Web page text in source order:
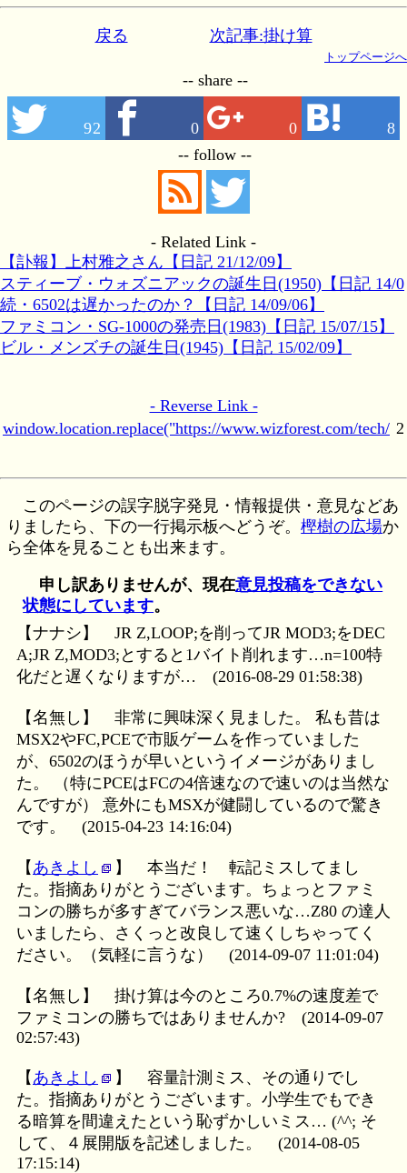
戻る 次記事:掛け算
トップページへ
-- share --
92 0 0 8
-- follow --
- Related Link -
【訃報】上村雅之さん【日記 21/12/09】
スティーブ・ウォズニアックの誕生日(1950)【日記 14/0
8/11】
続・6502は遅かったのか？【日記 14/09/06】
ファミコン・SG-1000の発売日(1983)【日記 15/07/15】
ビル・メンズチの誕生日(1945)【日記 15/02/09】
- Reverse Link -
window.location.replace("https://www.wizforest.com/tech/ 2
このページの誤字脱字発見・情報提供・意見などあ
りましたら、下の一行掲示板へどうぞ。樫樹の広場か
ら全体を見ることも出来ます。
申し訳ありませんが、現在意見投稿をできない
状態にしています。
【ナナシ】 JR Z,LOOP;を削ってJR MOD3;をDEC
A;JR Z,MOD3;とすると1バイト削れます…n=100特
化だと遅くなりますが… (2016-08-29 01:58:38)
【名無し】 非常に興味深く見ました。 私も昔は
MSX2やFC,PCEで市販ゲームを作っていました
が、6502のほうが早いというイメージがありまし
た。 （特にPCEはFCの4倍速なので速いのは当然な
んですが） 意外にもMSXが健闘しているので驚き
です。
(2015-04-23 14:16:04)
【 あきよし 】 本当だ！ 転記ミスしてまし
た。指摘ありがとうございます。ちょっとファミ
コンの勝ちが多すぎてバランス悪いな…Z80 の達人
いましたら、さくっと改良して速くしちゃってく
ださい。（気軽に言うな）
(2014-09-07 11:01:04)
【名無し】 掛け算は今のところ0.7%の速度差で
ファミコンの勝ちではありませんか? (2014-09-07
02:57:43)
【 あきよし 】 容量計測ミス、その通りでし
た。指摘ありがとうございます。小学生でもでき
る暗算を間違えたという恥ずかしいミス… (^^; そ
して、４展開版を記述しました。
(2014-08-05
17:15:14)